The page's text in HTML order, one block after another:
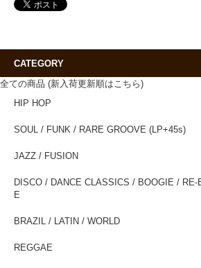
CATEGORY
全ての商品 (新入荷更新順はこちら)
HIP HOP
SOUL / FUNK / RARE GROOVE (LP+45s)
JAZZ / FUSION
DISCO / DANCE CLASSICS / BOOGIE / RE-
E
BRAZIL / LATIN / WORLD
REGGAE